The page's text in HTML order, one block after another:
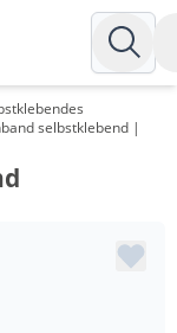
selbstklebend |